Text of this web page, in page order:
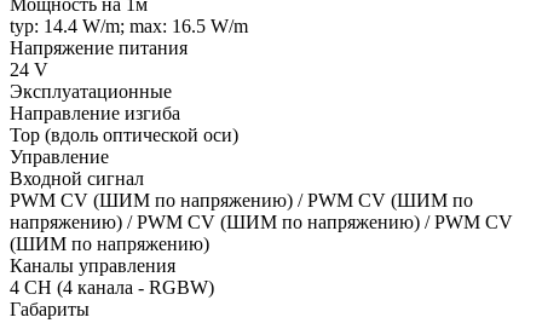
Мощность на 1м
typ: 14.4 W/m; max: 16.5 W/m
Напряжение питания
24 V
Эксплуатационные
Направление изгиба
Top (вдоль оптической оси)
Управление
Входной сигнал
PWM СV (ШИМ по напряжению) / PWM СV (ШИМ по
напряжению) / PWM СV (ШИМ по напряжению) / PWM СV
(ШИМ по напряжению)
Каналы управления
4 CH (4 канала - RGBW)
Габариты